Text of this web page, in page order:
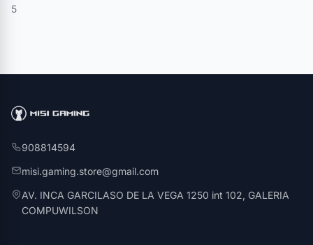
5
908814594
misi.gaming.store@gmail.com
AV. INCA GARCILASO DE LA VEGA 1250 int 102, GALERIA
COMPUWILSON